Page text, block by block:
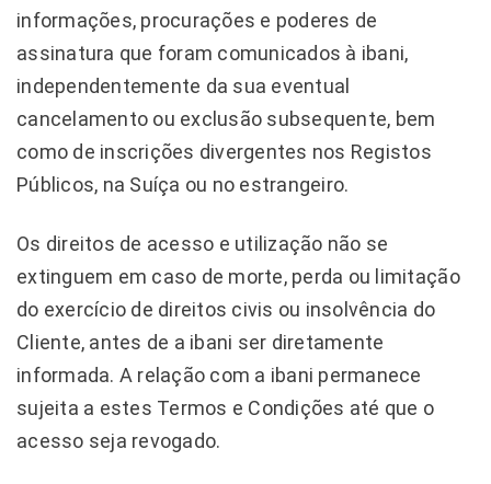
informações, procurações e poderes de
assinatura que foram comunicados à ibani,
independentemente da sua eventual
cancelamento ou exclusão subsequente, bem
como de inscrições divergentes nos Registos
Públicos, na Suíça ou no estrangeiro.
Os direitos de acesso e utilização não se
extinguem em caso de morte, perda ou limitação
do exercício de direitos civis ou insolvência do
Cliente, antes de a ibani ser diretamente
informada. A relação com a ibani permanece
sujeita a estes Termos e Condições até que o
acesso seja revogado.